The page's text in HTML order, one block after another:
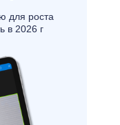
для роста
в 2026 г